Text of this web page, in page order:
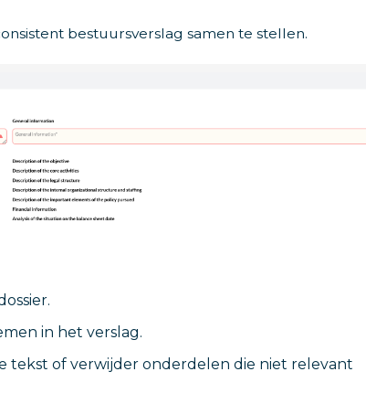
bestuursverslag samen te stellen.
in het verslag.
tekst of verwijder onderdelen die niet relevant